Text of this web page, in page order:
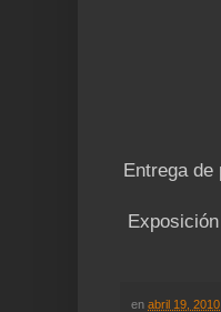
Entrega
en abril 19, 2010